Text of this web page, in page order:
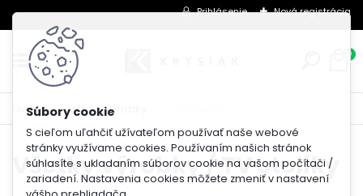
S cieľom uľahčiť užívateľom používať naše webové
stránky využívame cookies. Používaním našich stránok
súhlasíte s ukladaním súborov cookie na vašom počítači /
zariadení. Nastavenia cookies môžete zmeniť v nastavení
Prihlásenie Nová registrácia
0
Úvod Všetky výrobky
Všetky výrobky / TV stolíky